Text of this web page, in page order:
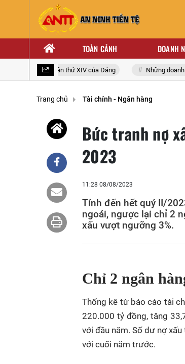
TOÀN CẢNH DOANH
toàn quốc lần thứ XIV của Đảng Những doanh
Trang chủ Tài chính - Ngân hàng
Bức tranh nợ
2023
11:28 08/08/2023
Tính đến hết quý II/
ngoái, ngược lại chỉ 2
xấu vượt ngưỡng 3%.
Chỉ 2 ngân
Thống kê từ báo cáo tài
220.000 tỷ đồng, tăng
với đầu năm. Số dư nợ
với cuối năm trước.